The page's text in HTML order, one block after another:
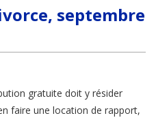
septembre
gratuite doit y résider
faire une location de rapport,